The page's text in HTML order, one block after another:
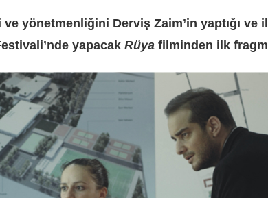
yönetmenliğini Derviş Zaim’in yaptığı ve
yapacak Rüya filminden ilk